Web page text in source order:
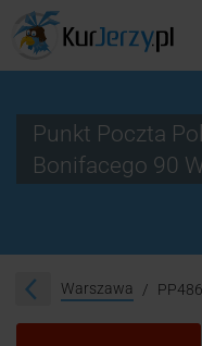
Punkt Poczta
Bonifacego 90
Warszawa